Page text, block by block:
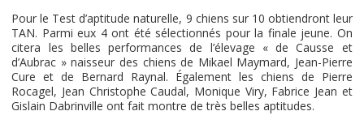
Pour le Test d’aptitude naturelle, 9 chiens sur 10 obtiendront leur
TAN. Parmi eux 4 ont été sélectionnés pour la finale jeune. On
citera les belles performances de l’élevage « de Causse et
d’Aubrac » naisseur des chiens de Mikael Maymard, Jean-Pierre
Cure et de Bernard Raynal. Également les chiens de Pierre
Rocagel, Jean Christophe Caudal, Monique Viry, Fabrice Jean et
Gislain Dabrinville ont fait montre de très belles aptitudes.